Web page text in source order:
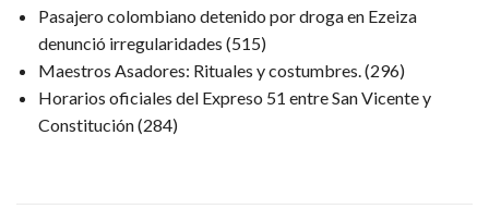
Pasajero colombiano detenido por droga en Ezeiza
denunció irregularidades (515)
Maestros Asadores: Rituales y costumbres.(296)
Horarios oficiales del Expreso 51 entre San Vicente y
Constitución(284)